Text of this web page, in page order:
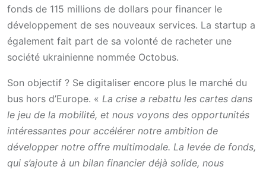
fonds de 115 millions de dollars pour financer le
développement de ses nouveaux services. La startup a
également fait part de sa volonté de racheter une
société ukrainienne nommée Octobus.
Son objectif ? Se digitaliser encore plus le marché du
bus hors d’Europe. « La crise a rebattu les cartes dans
le jeu de la mobilité, et nous voyons des opportunités
intéressantes pour accélérer notre ambition de
développer notre offre multimodale. La levée de fonds,
qui s’ajoute à un bilan financier déjà solide, nous